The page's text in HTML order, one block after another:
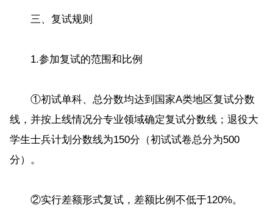
三、复试规则
1.参加复试的范围和比例
①初试单科、总分数均达到国家A类地区复试分数
线，并按上线情况分专业领域确定复试分数线；退役大
学生士兵计划分数线为150分（初试试卷总分为500
分）。
②实行差额形式复试，差额比例不低于120%。